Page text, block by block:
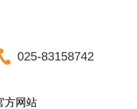
025-83158742
方网站